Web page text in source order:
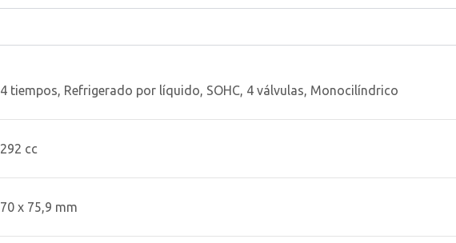
4 tiempos, Refrigerado por líquido, SOHC, 4 válvulas, Monocilíndrico
292 cc
70 x 75,9 mm